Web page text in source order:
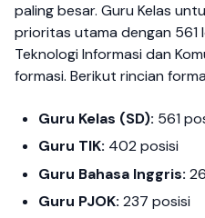
paling besar. Guru Kelas
prioritas utama dengan 561
Teknologi Informasi dan
formasi. Berikut rincian
Guru Kelas (SD): 561
Guru TIK: 402 posisi
Guru Bahasa Inggris:
Guru PJOK: 237 posisi